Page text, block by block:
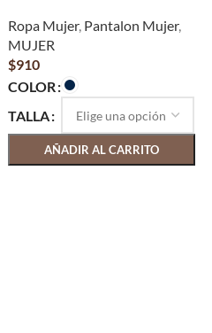
Ropa Mujer, Pantalon Mujer,
MUJER
$910
COLOR
TALLA
AÑADIR AL CARRITO